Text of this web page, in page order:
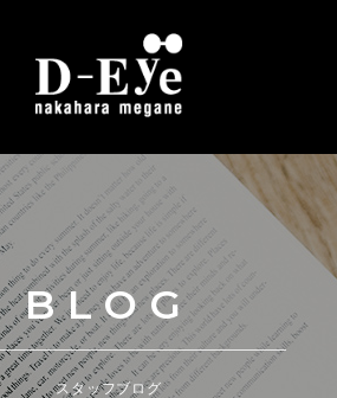
BLOG
スタッフブログ